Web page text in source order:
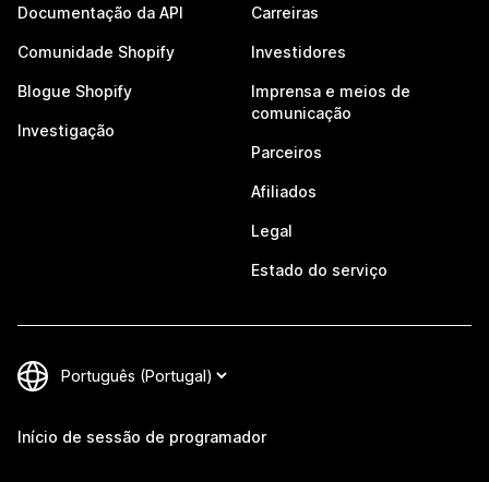
Documentação da API
Comunidade Shopify
Blogue Shopify
Investigação
Carreiras
Investidores
Imprensa e meios de
comunicação
Parceiros
Afiliados
Legal
Estado do serviço
Início de sessão de programador